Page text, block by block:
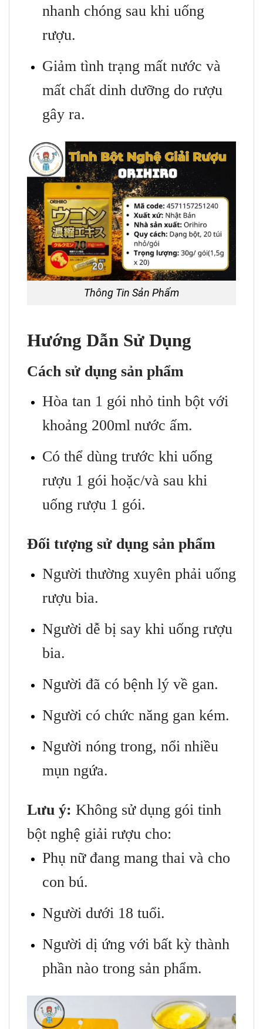
nhanh chóng sau khi uống
rượu.
Giảm tình trạng mất nước và
mất chất dinh dưỡng do rượu
gây ra.
Thông Tin Sản Phẩm
Hướng Dẫn Sử Dụng
Cách sử dụng sản phẩm
Hòa tan 1 gói nhỏ tinh bột với
khoảng 200ml nước ấm.
Có thể dùng trước khi uống
rượu 1 gói hoặc/và sau khi
uống rượu 1 gói.
Đối tượng sử dụng sản phẩm
Người thường xuyên phải uống
rượu bia.
Người dễ bị say khi uống rượu
bia.
Người đã có bệnh lý về gan.
Người có chức năng gan kém.
Người nóng trong, nổi nhiều
mụn ngứa.
Lưu ý: Không sử dụng gói tinh
bột nghệ giải rượu cho:
Phụ nữ đang mang thai và cho
con bú.
Người dưới 18 tuổi.
Người dị ứng với bất kỳ thành
phần nào trong sản phẩm.